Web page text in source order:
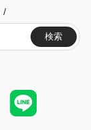
/
検索